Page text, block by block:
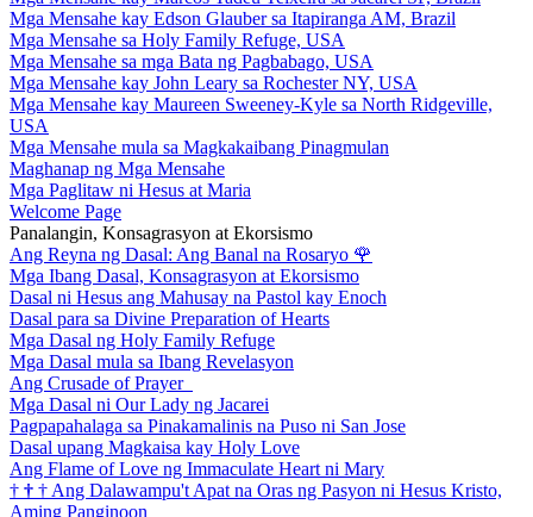
Mga Mensahe kay Edson Glauber sa Itapiranga AM, Brazil
Mga Mensahe sa Holy Family Refuge, USA
Mga Mensahe sa mga Bata ng Pagbabago, USA
Mga Mensahe kay John Leary sa Rochester NY, USA
Mga Mensahe kay Maureen Sweeney-Kyle sa North Ridgeville,
USA
Mga Mensahe mula sa Magkakaibang Pinagmulan
Maghanap ng Mga Mensahe
Mga Paglitaw ni Hesus at Maria
Welcome Page
Panalangin, Konsagrasyon at Ekorsismo
Ang Reyna ng Dasal: Ang Banal na Rosaryo 🌹
Mga Ibang Dasal, Konsagrasyon at Ekorsismo
Dasal ni Hesus ang Mahusay na Pastol kay Enoch
Dasal para sa Divine Preparation of Hearts
Mga Dasal ng Holy Family Refuge
Mga Dasal mula sa Ibang Revelasyon
Ang Crusade of Prayer
Mga Dasal ni Our Lady ng Jacarei
Pagpapahalaga sa Pinakamalinis na Puso ni San Jose
Dasal upang Magkaisa kay Holy Love
Ang Flame of Love ng Immaculate Heart ni Mary
† † † Ang Dalawampu't Apat na Oras ng Pasyon ni Hesus Kristo,
Aming Panginoon